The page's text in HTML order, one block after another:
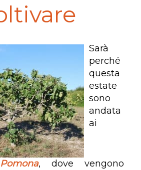
Sarà
perché
questa
estate
sono
andata
ai
, dove vengono